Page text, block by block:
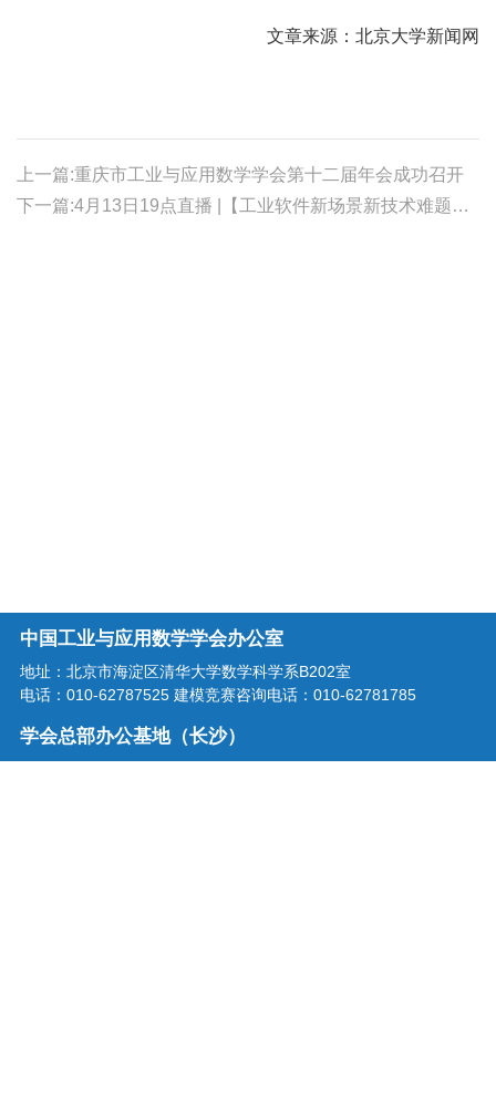
文章来源：北京大学新闻网
上一篇:重庆市工业与应用数学学会第十二届年会成功召开
下一篇:4月13日19点直播 |【工业软件新场景新技术难题需求讲解】面向国创仿真材料基础资源库中金属材料仿真性能的AI预测
中国工业与应用数学学会办公室
地址：北京市海淀区清华大学数学科学系B202室
电话：010-62787525 建模竞赛咨询电话：010-62781785
学会总部办公基地（长沙）